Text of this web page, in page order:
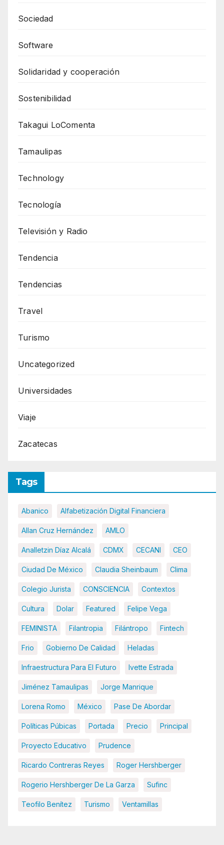
Sociedad
Software
Solidaridad y cooperación
Sostenibilidad
Takagui LoComenta
Tamaulipas
Technology
Tecnología
Televisión y Radio
Tendencia
Tendencias
Travel
Turismo
Uncategorized
Universidades
Viaje
Zacatecas
Tags
Abanico Alfabetización Digital Financiera
Allan Cruz Hernández AMLO
Analletzin Díaz Alcalá CDMX CECANI CEO
Ciudad De México Claudia Sheinbaum Clima
Colegio Jurista CONSCIENCIA Contextos
Cultura Dolar Featured Felipe Vega
FEMINISTA Filantropia Filántropo Fintech
Frio Gobierno De Calidad Heladas
Infraestructura Para El Futuro Ivette Estrada
Jiménez Tamaulipas Jorge Manrique
Lorena Romo México Pase De Abordar
Políticas Púbicas Portada Precio Principal
Proyecto Educativo Prudence
Ricardo Contreras Reyes Roger Hershberger
Rogerio Hershberger De La Garza Sufinc
Teofilo Benítez Turismo Ventamillas